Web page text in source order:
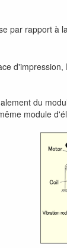
par rapport à
du
module